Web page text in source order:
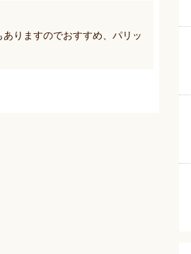
りますのでおすすめ、パリッ